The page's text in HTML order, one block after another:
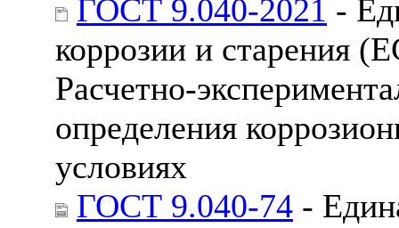
ГОСТ 9.040-2021 -
коррозии и старения
Расчетно-
определения
условиях
ГОСТ 9.040-74 -